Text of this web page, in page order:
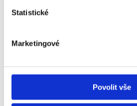
Statistické
Marketingové
Povolit vše